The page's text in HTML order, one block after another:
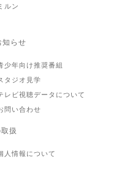
ルン
知らせ
少年向け推奨番組
タジオ見学
レビ視聴データについて
問い合わせ
扱
人情報について